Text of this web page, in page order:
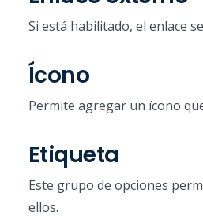
Si está habilitado, el enlace
Ícono
Permite agregar un ícono
Etiqueta
Este grupo de opciones
ellos.